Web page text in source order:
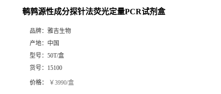
鹌鹑源性成分探针法荧光定量PCR试剂盒
品牌： 雅吉生物
产地： 中国
型号： 50T/盒
货号： 15100
价格： ￥3990/盒